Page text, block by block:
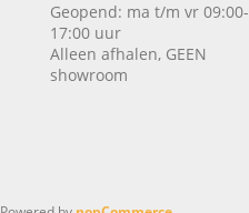
Geopend: ma t/m vr 09:00-
17:00 uur
Alleen afhalen, GEEN
showroom